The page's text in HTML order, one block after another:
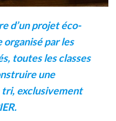
d’un projet éco-
organisé par les
toutes les classes
une
tri, exclusivement